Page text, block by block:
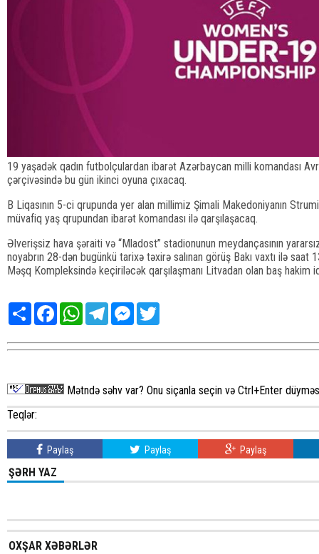
19 yaşadək qadın futbolçulardan ibarət Azərbaycan milli komandası
çərçivəsində bu gün ikinci oyuna çıxacaq.
B Liqasının 5-ci qrupunda yer alan millimiz Şimali Makedoniyanın
müvafiq yaş qrupundan ibarət komandası ilə qarşılaşacaq.
Əlverişsiz hava şəraiti və “Mladost” stadionunun meydançasının
noyabrın 28-dən bugünkü tarixə təxirə salınan görüş Bakı vaxtı ilə saat
Məşq Kompleksində keçiriləcək qarşılaşmanı Litvadan olan baş hakim
Share FacebookWhatsAppTelegramMessenger
Mətndə səhv var? Onu siçanla seçin və Ctrl+Enter
Teqlər:
Paylaş Paylaş Paylaş
ŞƏRH YAZ
OXŞAR XƏBƏRLƏR